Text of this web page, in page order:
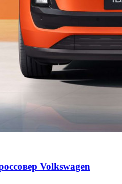
Volkswagen